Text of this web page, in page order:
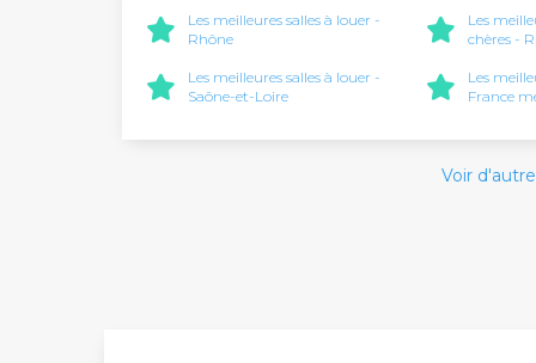
Les meilleures salles à louer -
Rhône
Les
chères -
Les meilleures salles à louer -
Saône-et-Loire
Les
France
Voir